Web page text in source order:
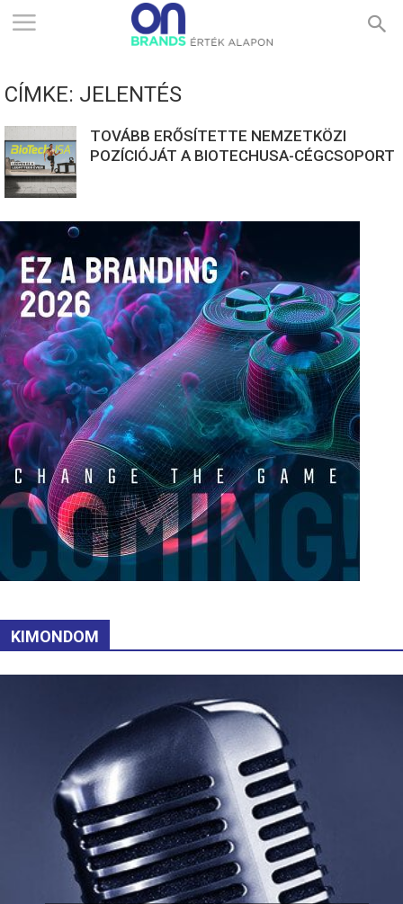
ONBRANDS
ÉRTÉK
ALAPON
CÍMKE: JELENTÉS
TOVÁBB ERŐSÍTETTE NEMZETKÖZI
POZÍCIÓJÁT A BIOTECHUSA-CÉGCSOPORT
KIMONDOM